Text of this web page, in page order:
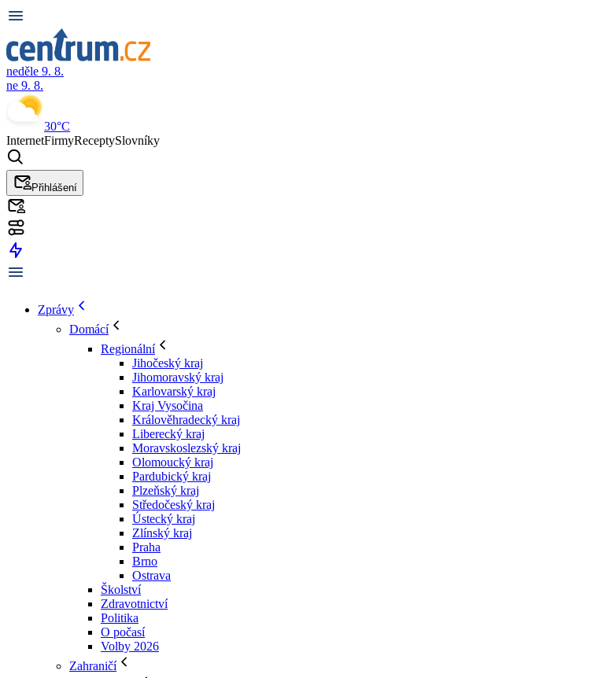
neděle 9. 8.
ne 9. 8.
30°C
InternetFirmyReceptySlovníky
Přihlášení
Zprávy
Domácí
Regionální
Jihočeský kraj
Jihomoravský kraj
Karlovarský kraj
Kraj Vysočina
Králověhradecký kraj
Liberecký kraj
Moravskoslezský kraj
Olomoucký kraj
Pardubický kraj
Plzeňský kraj
Středočeský kraj
Ústecký kraj
Zlínský kraj
Praha
Brno
Ostrava
Školství
Zdravotnictví
Politika
O počasí
Volby 2026
Zahraničí